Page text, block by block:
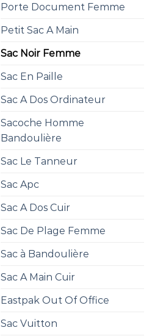
Porte Document Femme
Petit Sac A Main
Sac Noir Femme
Sac En Paille
Sac A Dos Ordinateur
Sacoche Homme
Bandoulière
Sac Le Tanneur
Sac Apc
Sac A Dos Cuir
Sac De Plage Femme
Sac à Bandoulière
Sac A Main Cuir
Eastpak Out Of Office
Sac Vuitton